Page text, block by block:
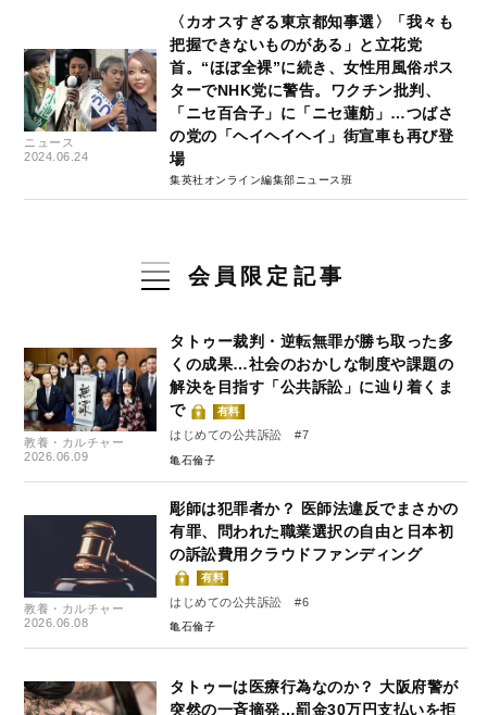
ニュース
2024.06.24
〈カオスすぎる東京都知事選〉「我々も
把握できないものがある」と立花党
首。“ほぼ全裸”に続き、女性用風俗ポス
ターでNHK党に警告。ワクチン批判、
「ニセ百合子」に「ニセ蓮舫」…つばさ
の党の「ヘイヘイヘイ」街宣車も再び登
場
集英社オンライン編集部ニュース班
会員限定記事
教養・カルチャー
2026.06.09
タトゥー裁判・逆転無罪が勝ち取った多
くの成果…社会のおかしな制度や課題の
解決を目指す「公共訴訟」に辿り着くま
で
有料
はじめての公共訴訟 #7
亀石倫子
教養・カルチャー
2026.06.08
彫師は犯罪者か？ 医師法違反でまさかの
有罪、問われた職業選択の自由と日本初
の訴訟費用クラウドファンディング
有料
はじめての公共訴訟 #6
亀石倫子
タトゥーは医療行為なのか？ 大阪府警が
突然の一斉摘発…罰金30万円支払いを拒